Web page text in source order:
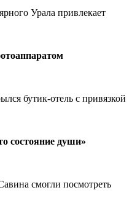
Урала привлекает
бутик-отель с привязкой
состояние души»
смогли посмотреть